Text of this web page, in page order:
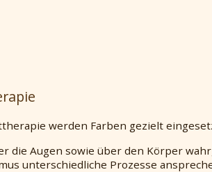
werden Farben gezielt
die Augen sowie über den Körper
unterschiedliche Prozesse